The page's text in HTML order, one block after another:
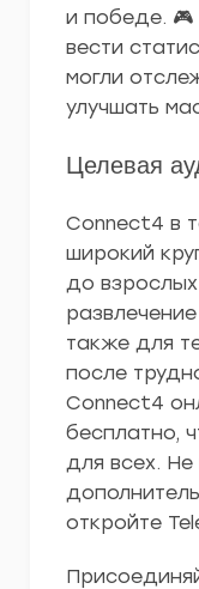
и победе. 🎮
вести
могли
улучшать
Целевая
Connect4 в
широкий
до
также для
после
Connect4
бесплатно,
для всех. Не
откройте